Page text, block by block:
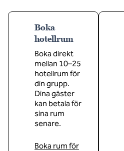
Boka
hotellrum
Boka direkt
mellan 10–25
hotellrum för
din grupp.
Dina gäster
kan betala för
sina rum
senare.
Boka rum för